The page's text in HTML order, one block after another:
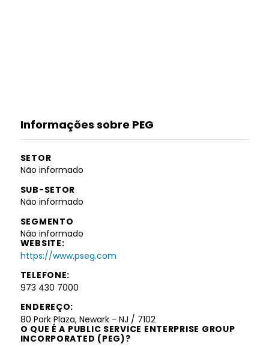
Informações sobre PEG
SETOR
Não informado
SUB-SETOR
Não informado
SEGMENTO
Não informado
WEBSITE:
https://www.pseg.com
TELEFONE:
973 430 7000
ENDEREÇO:
80 Park Plaza, Newark - NJ / 7102
O QUE É A PUBLIC SERVICE ENTERPRISE GROUP
INCORPORATED (PEG)?